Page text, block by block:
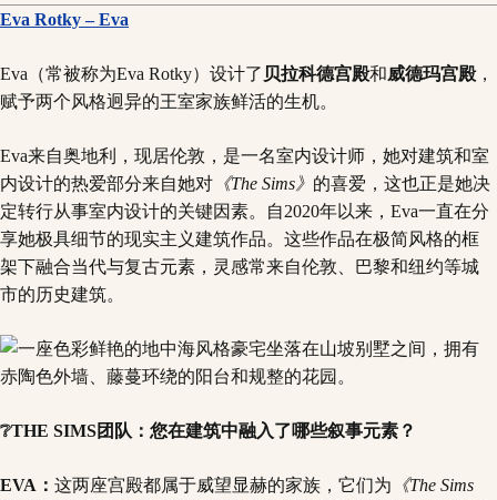
Eva Rotky – Eva
Eva（常被称为Eva Rotky）设计了 贝拉科德宫殿和威德玛宫殿，
赋予两个风格迥异的王室家族鲜活的生机。
Eva来自奥地利，现居伦敦，是一名室内设计师，她对建筑和室
内设计的热爱部分来自她对 《The Sims》 的喜爱，这也正是她决
定转行从事室内设计的关键因素。自2020年以来，Eva一直在分
享她极具细节的现实主义建筑作品。这些作品在极简风格的框
架下融合当代与复古元素，灵感常来自伦敦、巴黎和纽约等城
市的历史建筑。
❔THE SIMS团队：您在建筑中融入了哪些叙事元素？
EVA： 这两座宫殿都属于威望显赫的家族，它们为 《The Sims